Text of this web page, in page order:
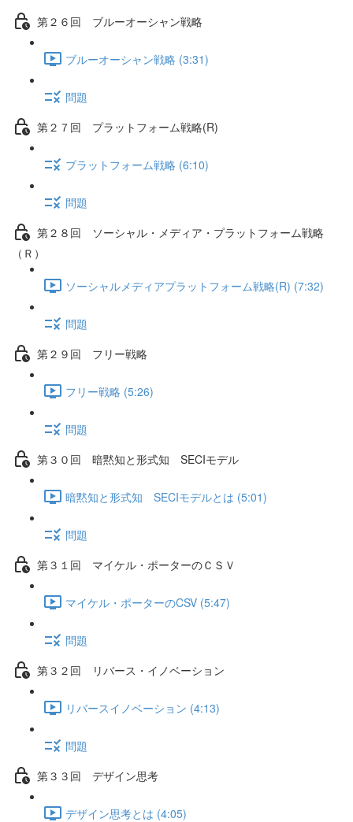
第２６回 ブルーオーシャン戦略
ブルーオーシャン戦略 (3:31)
問題
第２７回 プラットフォーム戦略(R)
プラットフォーム戦略 (6:10)
問題
第２８回 ソーシャル・メディア・プラットフォーム戦略
（Ｒ）
ソーシャルメディアプラットフォーム戦略(R) (7:32)
問題
第２９回 フリー戦略
フリー戦略 (5:26)
問題
第３０回 暗黙知と形式知 SECIモデル
暗黙知と形式知 SECIモデルとは (5:01)
問題
第３１回 マイケル・ポーターのＣＳＶ
マイケル・ポーターのCSV (5:47)
問題
第３２回 リバース・イノベーション
リバースイノベーション (4:13)
問題
第３３回 デザイン思考
デザイン思考とは (4:05)